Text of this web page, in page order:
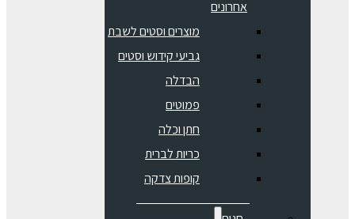
אחרונים
מוצרים וסטים לשבת
גביעי קידוש וסטים
הבדלה
פמוטים
חתן וכלה
כריות לברית
קופות צדקה